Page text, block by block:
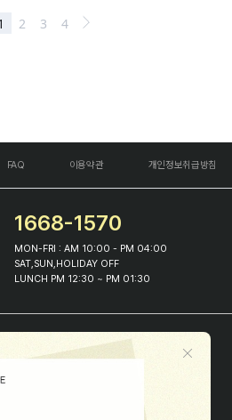
FAQ 이용약관 개인정보취급방침
1668-1570
MON-FRI : AM 10:00 - PM 04:00
SAT,SUN,HOLIDAY OFF
LUNCH PM 12:30 ~ PM 01:30